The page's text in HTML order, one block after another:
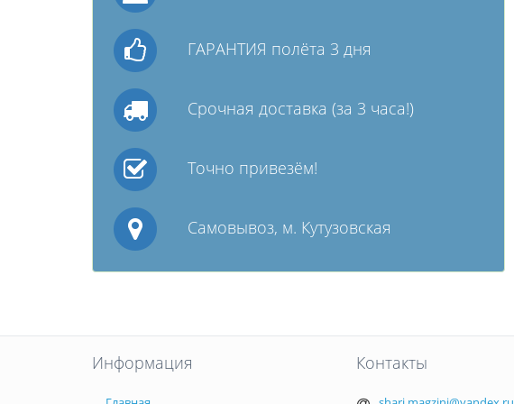
ГАРАНТИЯ полёта 3 дня
Срочная доставка (за 3 часа!)
Точно привезём!
Самовывоз, м. Кутузовская
Информация Контакты